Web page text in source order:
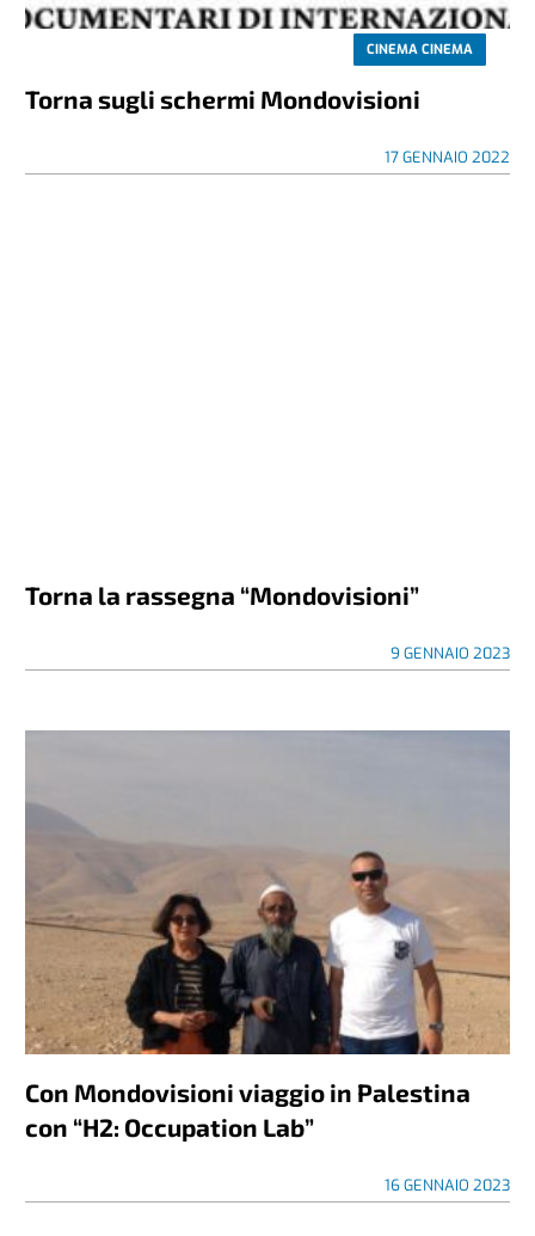
CINEMA CINEMA
Torna sugli schermi Mondovisioni
17 GENNAIO 2022
Torna la rassegna “Mondovisioni”
9 GENNAIO 2023
Con Mondovisioni viaggio in Palestina
con “H2: Occupation Lab”
16 GENNAIO 2023